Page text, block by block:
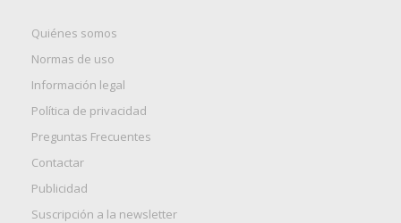
Quiénes somos
Normas de uso
Información legal
Política de privacidad
Preguntas Frecuentes
Contactar
Publicidad
Suscripción a la newsletter